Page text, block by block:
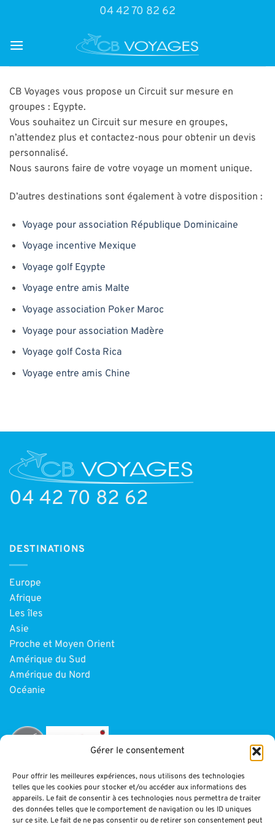
Gérer le consentement
Pour offrir les meilleures expériences, nous utilisons des technologies
telles que les cookies pour stocker et/ou accéder aux informations des
appareils. Le fait de consentir à ces technologies nous permettra de traiter
des données telles que le comportement de navigation ou les ID uniques
sur ce site. Le fait de ne pas consentir ou de retirer son consentement peut
04 42 70 82 62
CB Voyages vous propose un Circuit sur mesure en
groupes : Egypte.
Vous souhaitez un Circuit sur mesure en groupes,
n’attendez plus et contactez-nous pour obtenir un devis
personnalisé.
Nous saurons faire de votre voyage un moment unique.
D’autres destinations sont également à votre disposition :
Voyage pour association République Dominicaine
Voyage incentive Mexique
Voyage golf Egypte
Voyage entre amis Malte
Voyage association Poker Maroc
Voyage pour association Madère
Voyage golf Costa Rica
Voyage entre amis Chine
04 42 70 82 62
DESTINATIONS
Europe
Afrique
Les îles
Asie
Proche et Moyen Orient
Amérique du Sud
Amérique du Nord
Océanie
INFORMATIONS